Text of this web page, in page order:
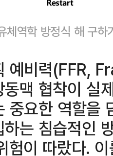
체역학 방정식 해 구
예비력(FFR,
맥 협착이 실
중요한 역할을
는 침습적인
험이 따랐다.